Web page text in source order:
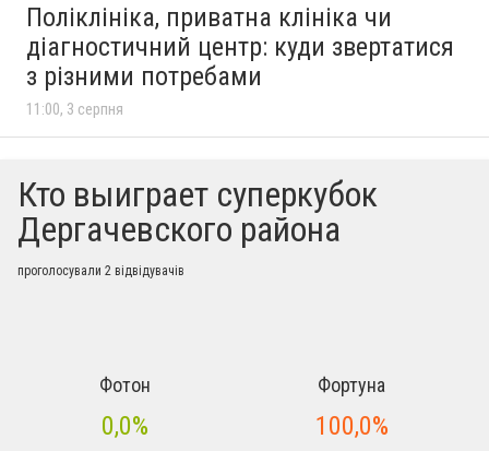
Поліклініка, приватна клініка чи
діагностичний центр: куди звертатися
з різними потребами
11:00, 3 серпня
Кто выиграет суперкубок
Дергачевского района
проголосували 2 відвідувачів
Фотон
0,0%
Фортуна
100,0%